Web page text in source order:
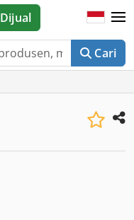
Cari
Dijual